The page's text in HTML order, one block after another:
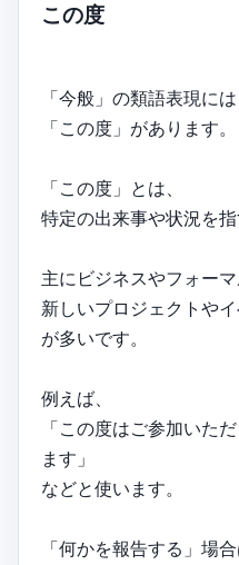
この度
「今般」の類語表現には
「この度」があります。
「この度」とは、
特定の出来事や状況を指
主にビジネスやフォー
新しいプロジェクトや
が多いです。
例えば、
「この度はご参加いた
ます」
などと使います。
「何かを報告する」場